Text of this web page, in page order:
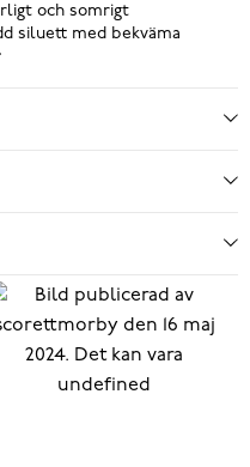
och somrigt
siluett med bekväma